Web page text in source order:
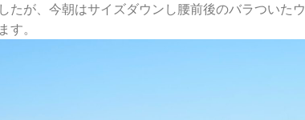
が、今朝はサイズダウンし腰前後のバラついたウ
す。